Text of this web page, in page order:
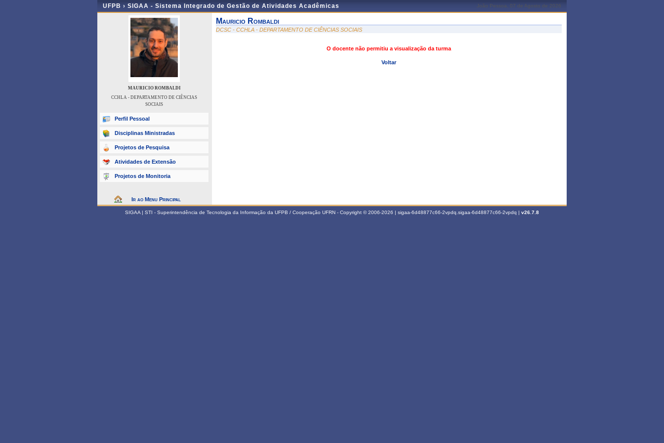
UFPB › SIGAA - Sistema Integrado de Gestão de Atividades Acadêmicas João Pessoa, 07 de Agosto de 2026
MAURICIO ROMBALDI
CCHLA - DEPARTAMENTO DE CIÊNCIAS
SOCIAIS
Perfil Pessoal
Disciplinas Ministradas
Projetos de Pesquisa
Atividades de Extensão
Projetos de Monitoria
Ir ao Menu Principal
Mauricio Rombaldi
DCSC - CCHLA - DEPARTAMENTO DE CIÊNCIAS SOCIAIS
O docente não permitiu a visualização da turma
Voltar
SIGAA | STI - Superintendência de Tecnologia da Informação da UFPB / Cooperação UFRN - Copyright © 2006-2026 | sigaa-6d48877c66-2vpdq.sigaa-6d48877c66-2vpdq | v26.7.8